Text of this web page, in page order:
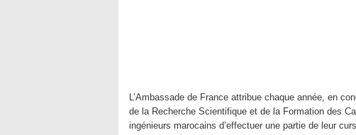
L’Ambassade de France attribue chaque année, en
de la Recherche Scientifique et de la Formation des
ingénieurs marocains d’effectuer une partie de leur